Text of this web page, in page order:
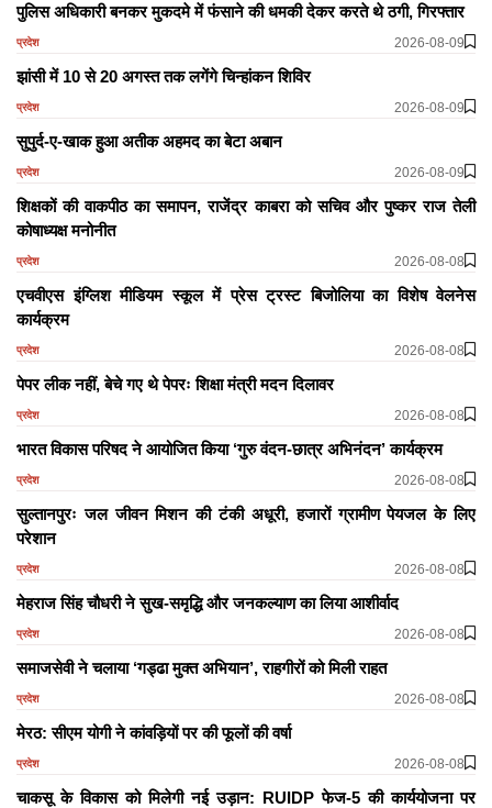
पुलिस अधिकारी बनकर मुकदमे में फंसाने की धमकी देकर करते थे ठगी, गिरफ्तार
प्रदेश 2026-08-09
झांसी में 10 से 20 अगस्त तक लगेंगे चिन्हांकन शिविर
प्रदेश 2026-08-09
सुपुर्द-ए-खाक हुआ अतीक अहमद का बेटा अबान
प्रदेश 2026-08-09
शिक्षकों की वाकपीठ का समापन, राजेंद्र काबरा को सचिव और पुष्कर राज तेली
कोषाध्यक्ष मनोनीत
प्रदेश 2026-08-08
एचवीएस इंग्लिश मीडियम स्कूल में प्रेस ट्रस्ट बिजोलिया का विशेष वेलनेस
कार्यक्रम
प्रदेश 2026-08-08
पेपर लीक नहीं, बेचे गए थे पेपरः शिक्षा मंत्री मदन दिलावर
प्रदेश 2026-08-08
भारत विकास परिषद ने आयोजित किया ‘गुरु वंदन-छात्र अभिनंदन’ कार्यक्रम
प्रदेश 2026-08-08
सुल्तानपुरः जल जीवन मिशन की टंकी अधूरी, हजारों ग्रामीण पेयजल के लिए
परेशान
प्रदेश 2026-08-08
मेहराज सिंह चौधरी ने सुख-समृद्धि और जनकल्याण का लिया आशीर्वाद
प्रदेश 2026-08-08
समाजसेवी ने चलाया ‘गड्ढा मुक्त अभियान’, राहगीरों को मिली राहत
प्रदेश 2026-08-08
मेरठ: सीएम योगी ने कांवड़ियों पर की फूलों की वर्षा
प्रदेश 2026-08-08
चाकसू के विकास को मिलेगी नई उड़ान: RUIDP फेज-5 की कार्ययोजना पर